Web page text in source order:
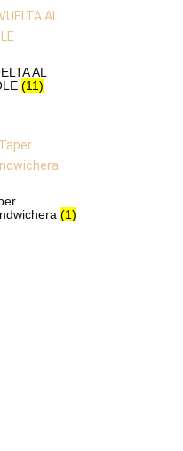
AL
(11)
(1)